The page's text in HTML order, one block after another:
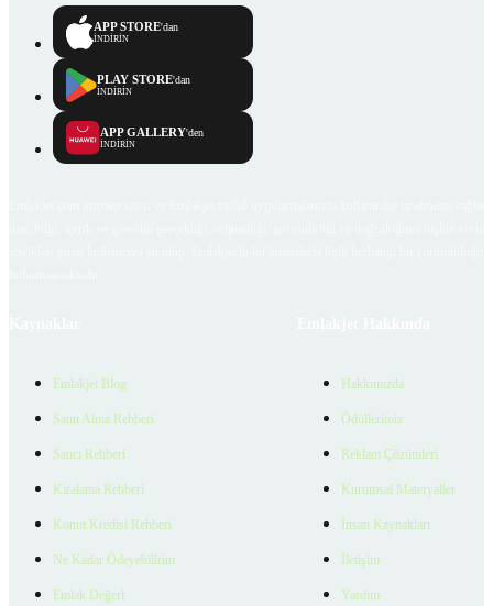
APP STORE'dan
İNDİRİN
PLAY STORE'dan
İNDİRİN
APP GALLERY'den
İNDİRİN
Emlakjet Blog
Satın Alma Rehberi
Satıcı Rehberi
Kiralama Rehberi
Konut Kredisi Rehberi
Ne Kadar Ödeyebilirim
Emlak Değeri
Hakkımızda
Ödüllerimiz
Reklam Çözümleri
Kurumsal Materyaller
İnsan Kaynakları
İletişim
Yardım